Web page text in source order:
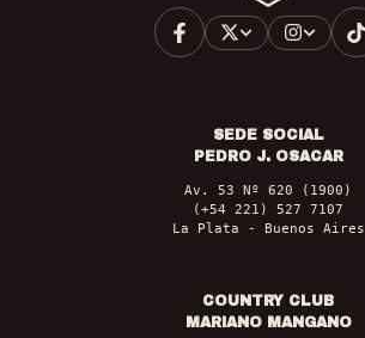
SEDE SOCIAL
PEDRO J. OSACAR
Av. 53 Nº 620 (1900)
(+54 221) 527 7107
La Plata - Buenos Aires
COUNTRY CLUB
MARIANO MANGANO